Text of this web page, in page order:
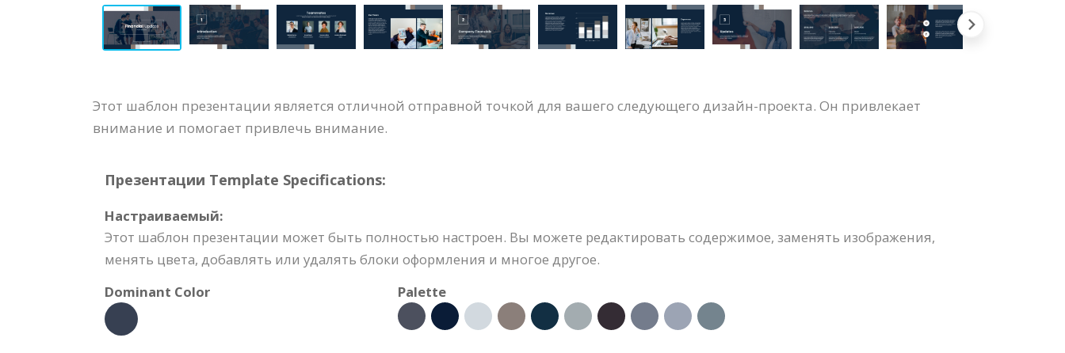
Этот шаблон презентации является отличной отправной точкой для вашего следующего дизайн-проекта. Он привлекает
внимание и помогает привлечь внимание.
Презентации Template Specifications:
Настраиваемый:
Этот шаблон презентации может быть полностью настроен. Вы можете редактировать содержимое, заменять изображения,
менять цвета, добавлять или удалять блоки оформления и многое другое.
Dominant Color
Palette